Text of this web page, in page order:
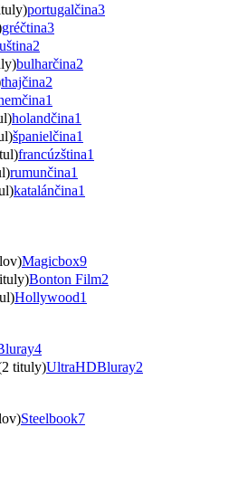
portugalčina3
gréčtina3
2
bulharčina2
thajčina2
1
holandčina1
španielčina1
francúzština1
rumunčina1
katalánčina1
Magicbox9
Bonton Film2
Hollywood1
4
tituly)UltraHDBluray2
Steelbook7